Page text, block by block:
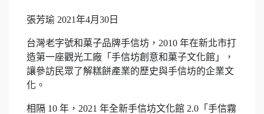
張芳瑜 2021年4月30日
台灣老字號和菓子品牌手信坊，2010 年在新北市打
造第一座觀光工廠「手信坊創意和菓子文化館」，
讓參訪民眾了解糕餅產業的歷史與手信坊的企業文
化。
相隔 10 年，2021 年全新手信坊文化館 2.0「手信霧